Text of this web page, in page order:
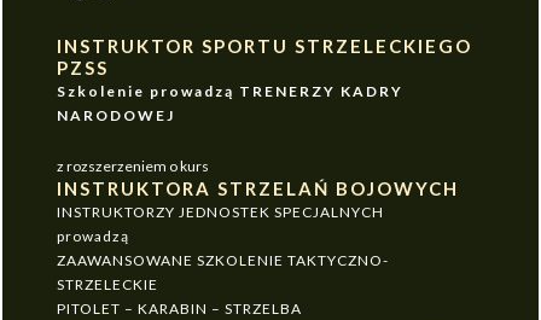
INSTRUKTOR SPORTU STRZELECKIEGO
PZSS
Szkolenie prowadzą TRENERZY KADRY
NARODOWEJ
z rozszerzeniem o kurs
INSTRUKTORA STRZELAŃ BOJOWYCH
INSTRUKTORZY JEDNOSTEK SPECJALNYCH
prowadzą
ZAAWANSOWANE SZKOLENIE TAKTYCZNO-
STRZELECKIE
PITOLET – KARABIN – STRZELBA